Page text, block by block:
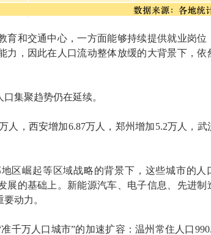
育和交通中心，一方面能够持续提供就业岗位
力，因此在人口流动整体放缓的大背景下，依
集聚趋势仍在延续。
人，西安增加6.87万人，郑州增加5.2万人，武
区崛起等区域战略的背景下，这些城市的人
展的基础上。新能源汽车、电子信息、先进制
动力。
千万人口城市”的加速扩容：温州常住人口